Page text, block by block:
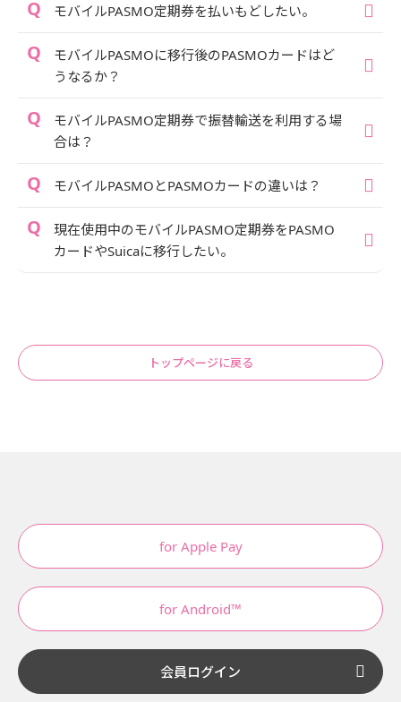
モバイルPASMO定期券を払いもどしたい。
モバイルPASMOに移行後のPASMOカードはど
うなるか？
モバイルPASMO定期券で振替輸送を利用する場
合は？
モバイルPASMOとPASMOカードの違いは？
現在使用中のモバイルPASMO定期券をPASMO
カードやSuicaに移行したい。
トップページに戻る
for Apple Pay
for Android™
会員ログイン